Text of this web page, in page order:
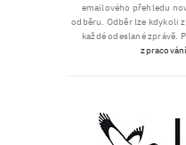
emailového přehledu
odběru. Odběr lze kdykoli
každé odeslané zprávě.